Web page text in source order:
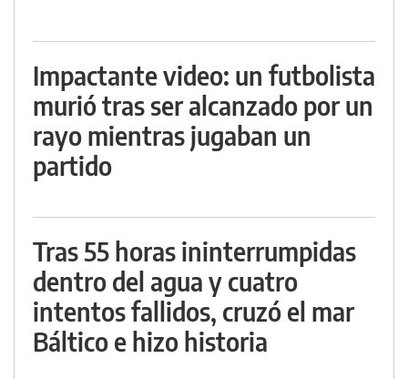
Impactante video: un futbolista
murió tras ser alcanzado por un
rayo mientras jugaban un
partido
Tras 55 horas ininterrumpidas
dentro del agua y cuatro
intentos fallidos, cruzó el mar
Báltico e hizo historia